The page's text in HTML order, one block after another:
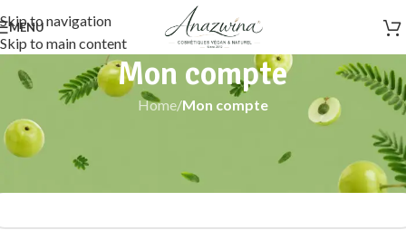
Skip to navigation
Skip to main content
MENU
Mon compte
Home/Mon compte
e-mail*